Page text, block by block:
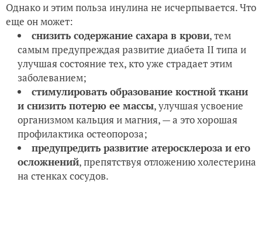
Однако и этим польза инулина не исчерпывается. Что
еще он может:
снизить содержание сахара в крови, тем
самым предупреждая развитие диабета II типа и
улучшая состояние тех, кто уже страдает этим
заболеванием;
стимулировать образование костной ткани
и снизить потерю ее массы, улучшая усвоение
организмом кальция и магния, — а это хорошая
профилактика остеопороза;
предупредить развитие атеросклероза и его
осложнений, препятствуя отложению холестерина
на стенках сосудов.